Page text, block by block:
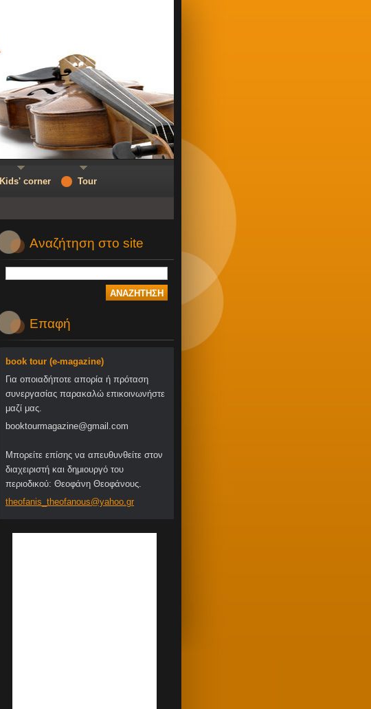
Αναζήτηση στο site
Επαφή
book tour (e-magazine)
Για οποιαδήποτε απορία ή πρόταση
συνεργασίας παρακαλώ επικοινωνήστε
μαζί μας.
booktourmagazine@gmail.com
Μπορείτε επίσης να απευθυνθείτε στον
διαχειριστή και δημιουργό του
περιοδικού: Θεοφάνη Θεοφάνους.
theofanis_theofanous@yahoo.gr
Kids' corner Tour